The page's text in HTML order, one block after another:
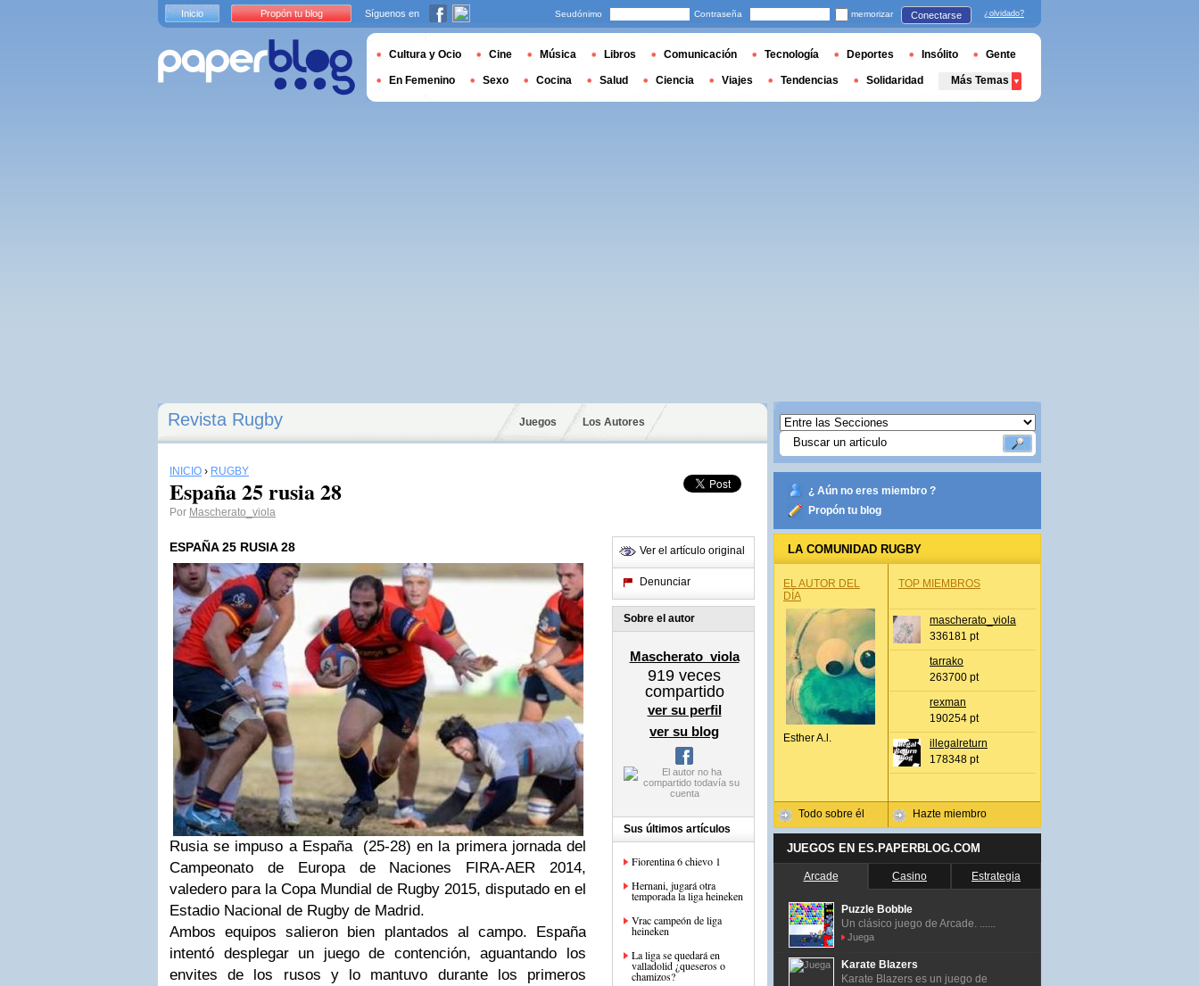
Revista Rugby Juegos Los Autores
INICIO › RUGBY
España 25 rusia 28
Por Mascherato_viola
ESPAÑA 25 RUSIA 28
Rusia se impuso a España (25-28) en la primera jornada del
Campeonato de Europa de Naciones FIRA-AER 2014,
valedero para la Copa Mundial de Rugby 2015, disputado en el
Estadio Nacional de Rugby de Madrid.
Ambos equipos salieron bien plantados al campo. España
intentó desplegar un juego de contención, aguantando los
envites de los rusos y lo mantuvo durante los primeros
Ver el artículo original
Denunciar
Sobre el autor
Mascherato_viola
919 veces
compartido
ver su perfil
ver su blog
Sus últimos artículos
Fiorentina 6 chievo 1
Hernani, jugará otra
temporada la liga heineken
Vrac campeón de liga
heineken
La liga se quedará en
valladolid ¿queseros o
chamizos?
¿ Aún no eres miembro ?
Propón tu blog
LA COMUNIDAD RUGBY
EL AUTOR DEL
DÍA
Esther A.l.
Todo sobre él
TOP MIEMBROS
mascherato_viola
336181 pt
tarrako
263700 pt
rexman
190254 pt
illegalreturn
178348 pt
Hazte miembro
JUEGOS EN ES.PAPERBLOG.COM
Arcade Casino Estrategia
Puzzle Bobble
Un clásico juego de Arcade. ......
Juega
Karate Blazers
Karate Blazers es un juego de
Inicio Propón tu blog Síguenos en Seudónimo Contraseña memorizar Conectarse ¿olvidado?
Cultura y Ocio Cine Música Libros Comunicación Tecnología Deportes Insólito Gente
En Femenino Sexo Cocina Salud Ciencia Viajes Tendencias Solidaridad Más Temas